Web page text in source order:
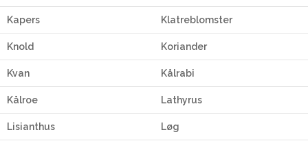
Kapers Klatreblomster
Knold Koriander
Kvan Kålrabi
Kålroe Lathyrus
Lisianthus Løg